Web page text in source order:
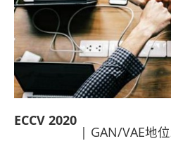
ECCV 2020
| GAN/VAE地